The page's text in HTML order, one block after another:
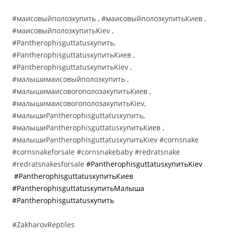
#маисовыйполозкупить , #маисовыйполозкупитьКиев ,
#маисовыйполозкупитьKiev ,
#Pantherophisguttatusкупить,
#PantherophisguttatusкупитьКиев ,
#PantherophisguttatusкупитьKiev ,
#малышимаисовыйполозкупить ,
#малышимаисовогополозакупитьКиев ,
#малышимаисовогополозакупитьKiev,
#малышиPantherophisguttatusкупить,
#малышиPantherophisguttatusкупитьКиев ,
#малышиPantherophisguttatusкупитьKiev #cornsnake
#cornsnakeforsale #cornsnakebaby #redratsnake
#redratsnakesforsale #PantherophisguttatusкупитьKiev
#PantherophisguttatusкупитьКиев
#PantherophisguttatusкупитьМалыша
#Pantherophisguttatusкупить
#ZakharovReptiles